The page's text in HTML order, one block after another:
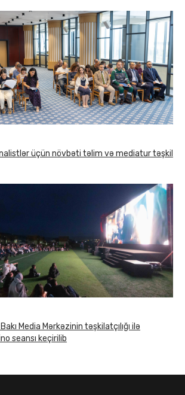
üçün növbəti təlim və mediatur təşkil
Media Mərkəzinin təşkilatçılığı ilə
seansı keçirilib